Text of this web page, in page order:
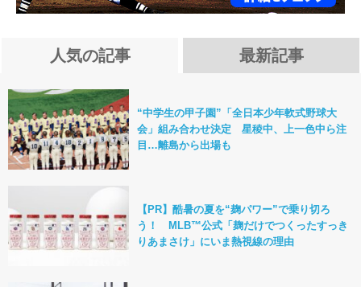
人気の記事 最新記事
“中学生の甲子園”「全日本少年軟式野球大
会」組み合わせ決定 星稜中、上一色中ら注
目…離島から出場も
【PR】酷暑の夏を“麹パワー”で乗り切ろ
う！ MLB™公式「麹だけでつくったすっき
りあまさけ」にいま熱視線の理由